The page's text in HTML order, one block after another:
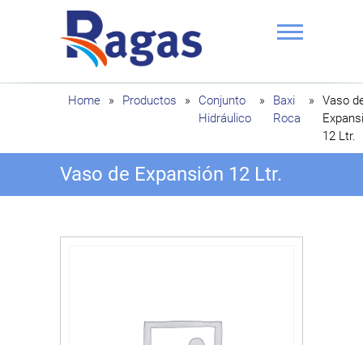
Ragas
Home » Productos »
Conjunto
Hidráulico
»
Baxi
Roca
»
Vaso
12 Ltr.
Vaso de Expansión 12 Ltr.